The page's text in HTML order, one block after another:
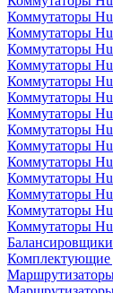
Коммутаторы
Коммутаторы
Коммутаторы
Коммутаторы
Коммутаторы
Коммутаторы
Коммутаторы
Коммутаторы
Коммутаторы
Коммутаторы
Коммутаторы
Коммутаторы
Коммутаторы
Коммутаторы
Комплектующие